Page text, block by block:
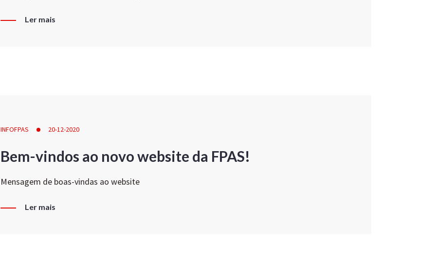
Ler mais
INFOFPAS 20-12-2020
Bem-vindos ao novo website da FPAS!
Mensagem de boas-vindas ao website
Ler mais